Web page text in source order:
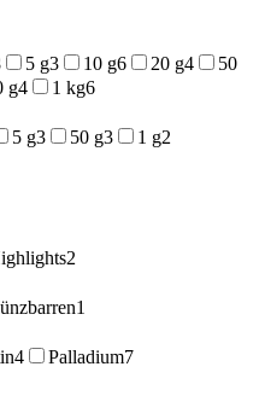
5 g3 10 g6 20 g4
50
g4 1 kg6
5 g3 50 g3 1 g2
2
1
4 Palladium7